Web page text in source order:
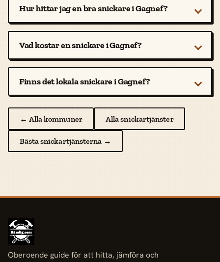
Hur hittar jag en bra snickare i Gagnef?
Vad kostar en snickare i Gagnef?
Finns det lokala snickare i Gagnef?
← Alla kommuner Alla snickartjänster
Bästa snickartjänsterna →
Oberoende guide för att hitta, jämföra och